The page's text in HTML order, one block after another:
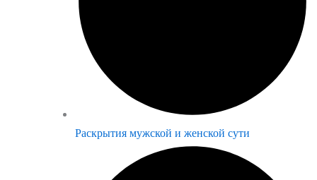
Раскрытия мужской и женской сути